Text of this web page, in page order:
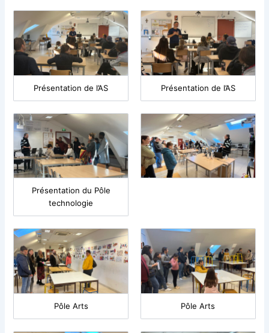
Présentation de l’AS Présentation de l’AS
Présentation du Pôle
technologie
Pôle Arts Pôle Arts